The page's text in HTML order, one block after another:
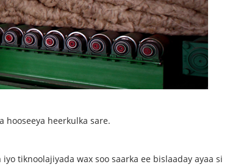
heerkulka sare.
tiknoolajiyada wax soo saarka ee bislaaday ayaa si